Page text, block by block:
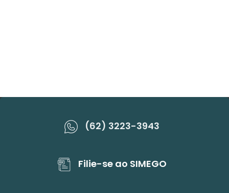
(62) 3223-3943
Filie-se ao SIMEGO